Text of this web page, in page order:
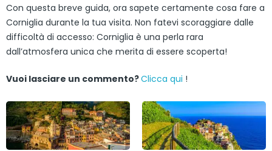
Con questa breve guida, ora sapete certamente cosa fare a
Corniglia durante la tua visita. Non fatevi scoraggiare dalle
difficoltà di accesso: Corniglia è una perla rara
dall’atmosfera unica che merita di essere scoperta!
Vuoi lasciare un commento?Clicca qui !